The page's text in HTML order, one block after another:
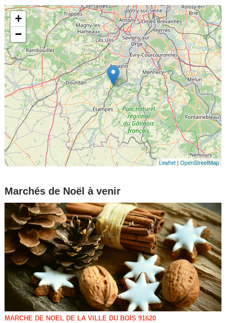
+
−
Leaflet |OpenStreetMap
Marchés de Noël à venir
MARCHE DE NOEL DE LA VILLE DU BOIS 91620